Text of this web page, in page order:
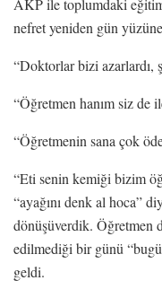
AKP ile toplumdaki
nefret yeniden gün
“Doktorlar bizi azarlardı,
“Öğretmen hanım siz de
“Öğretmenin sana çok
“Eti senin kemiği bizim
“ayağını denk al hoca”
dönüşüverdik. Öğretmen
edilmediği bir günü
geldi.